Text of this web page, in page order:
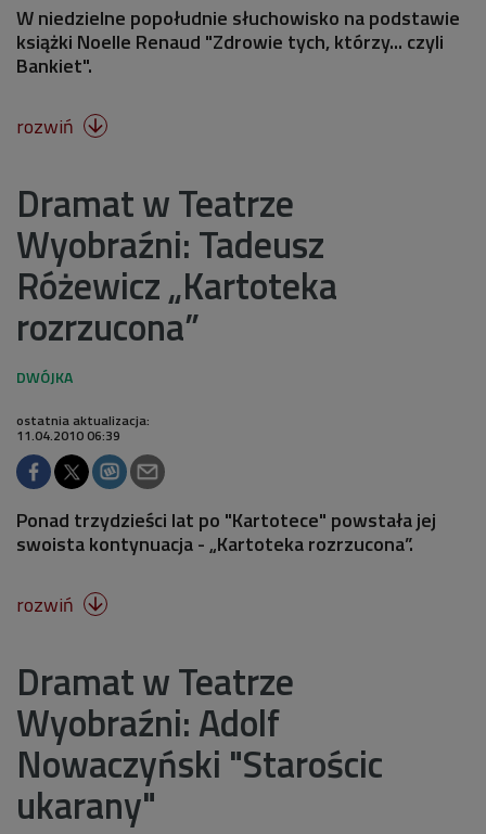
W niedzielne popołudnie słuchowisko na podstawie
książki Noelle Renaud "Zdrowie tych, którzy... czyli
Bankiet".
rozwiń 
Dramat w Teatrze
Wyobraźni: Tadeusz
Różewicz „Kartoteka
rozrzucona”
ostatnia aktualizacja:
11.04.2010 06:39
Ponad trzydzieści lat po "Kartotece" powstała jej
swoista kontynuacja - „Kartoteka rozrzucona”.
rozwiń 
Dramat w Teatrze
Wyobraźni: Adolf
Nowaczyński "Starościc
ukarany"